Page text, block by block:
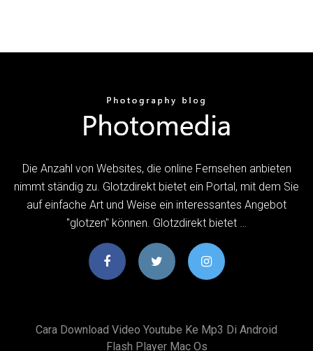
Die Anzahl von Websites, die online Fernsehen anbieten
nimmt ständig zu. Glotzdirekt bietet ein Portal, mit dem Sie
auf einfache Art und Weise ein interessantes Angebot
"glotzen" können. Glotzdirekt bietet …
Cara Download Video Youtube Ke Mp3 Di Android
Flash Player Mac Os